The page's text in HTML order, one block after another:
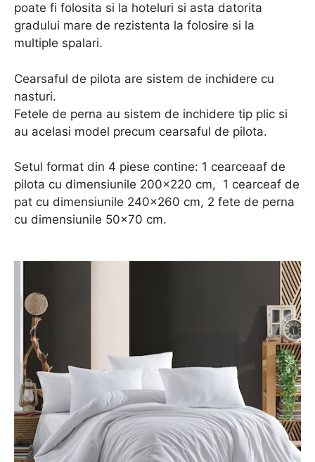
poate fi folosita si la hoteluri si asta datorita
gradului mare de rezistenta la folosire si la
multiple spalari.
Cearsaful de pilota are sistem de inchidere cu
nasturi.
Fetele de perna au sistem de inchidere tip plic si
au acelasi model precum cearsaful de pilota.
Setul format din 4 piese contine: 1 cearceaaf de
pilota cu dimensiunile 200×220 cm, 1 cearceaf de
pat cu dimensiunile 240×260 cm, 2 fete de perna
cu dimensiunile 50×70 cm.